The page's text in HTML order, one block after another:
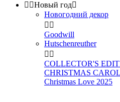
 Новый год
Новогодний декор
 
Goodwill
Hutschenreuther
 
COLLECTOR'S
CHRISTMAS
Christmas Love 2025